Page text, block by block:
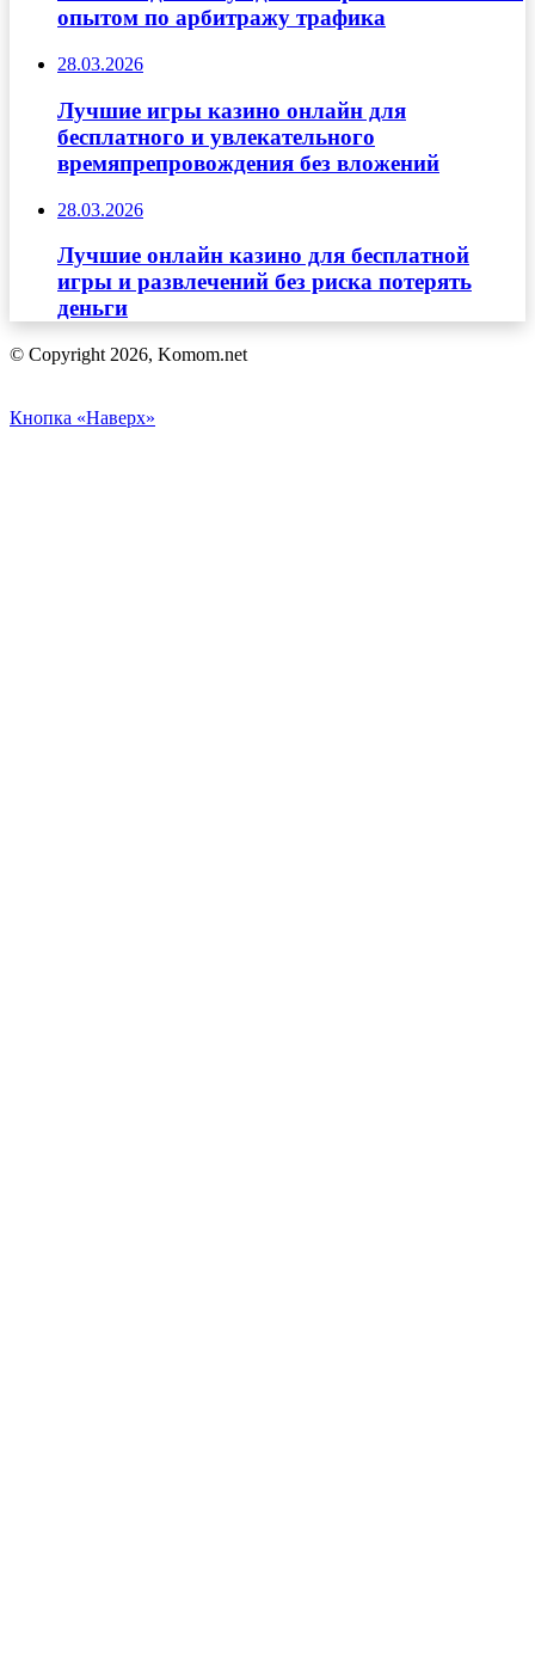
опытом по арбитражу трафика
28.03.2026
Лучшие игры казино онлайн для
бесплатного и увлекательного
времяпрепровождения без вложений
28.03.2026
Лучшие онлайн казино для бесплатной
игры и развлечений без риска потерять
деньги
© Copyright 2026, Komom.net
Кнопка «Наверх»